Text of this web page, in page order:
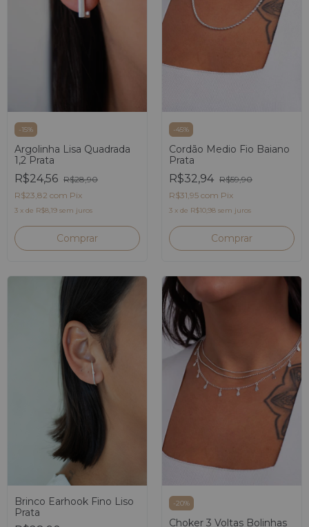
-15%
Argolinha Lisa Quadrada
1,2 Prata
R$24,56 R$28,90
R$23,82 com Pix
3 x de R$8,19 sem juros
-45%
Cordão Medio Fio Baiano
Prata
R$32,94 R$59,90
R$31,95 com Pix
3 x de R$10,98 sem juros
Brinco Earhook Fino Liso
Prata
-20%
Choker 3 Voltas Bolinhas